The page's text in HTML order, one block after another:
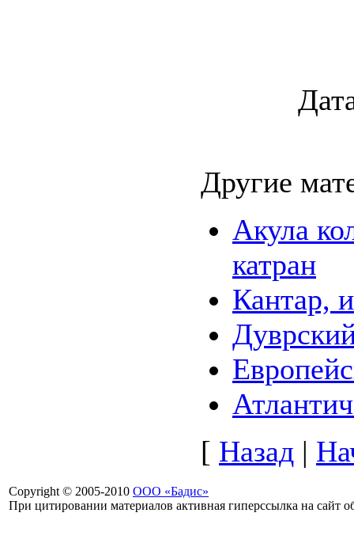
Другие
Акула
катран
Кантар,
[ Назад |
Copyright © 2005-2010 ООО «Бадис»
При цитировании материалов активная гиперссылка на сайт